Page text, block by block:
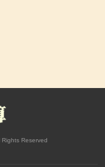
Reserved